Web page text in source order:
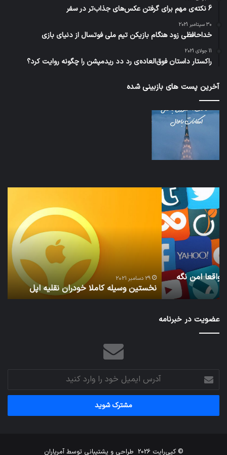
6 نکته‌ی مهم برای گرفتن عکس‌های جذاب‌تر در سفر
30 سپتامبر 2021
خداحافظی زود هنگام بازیکن تیم ملی فوتسال از دنیای بازی
11 جولای 2021
راکستار داستان فوق‌العاده‌ی رد دد ریدمپشن را چگونه روایت کرد؟
آخرین پست های بازبینی شده
نخستین
وسیله
کاملا
خودران
نقلیه
اپل
29 دسامبر 2021
نخستین وسیله کاملا خودران نقلیه اپل
عضویت در خبرنامه
آدرس
ایمیل
خود
وارد
© کپی‌رایت 2026 طراحی و پشتیبانی توسطآمریاران